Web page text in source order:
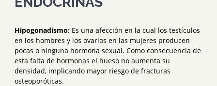
Hipogonadismo: Es una afección en la cual los testículos
en los hombres y los ovarios en las mujeres producen
pocas o ninguna hormona sexual. Como consecuencia de
esta falta de hormonas el hueso no aumenta su
densidad, implicando mayor riesgo de fracturas
osteoporóticas.